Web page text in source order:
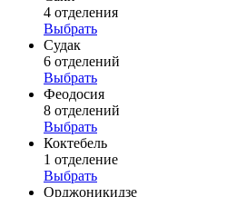
4 отделения
Выбрать
Судак
6 отделений
Выбрать
Феодосия
8 отделений
Выбрать
Коктебель
1 отделение
Выбрать
Орджоникидзе